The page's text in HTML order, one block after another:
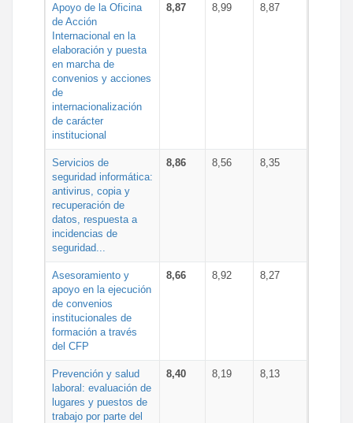
Apoyo de la Oficina
de Acción
Internacional en la
elaboración y puesta
en marcha de
convenios y acciones
de
internacionalización
de carácter
institucional
8,87 8,99 8,87
Servicios de
seguridad informática:
antivirus, copia y
recuperación de
datos, respuesta a
incidencias de
seguridad...
8,86 8,56 8,35
Asesoramiento y
apoyo en la ejecución
de convenios
institucionales de
formación a través
del CFP
8,66 8,92 8,27
Prevención y salud
laboral: evaluación de
lugares y puestos de
trabajo por parte del
8,40 8,19 8,13